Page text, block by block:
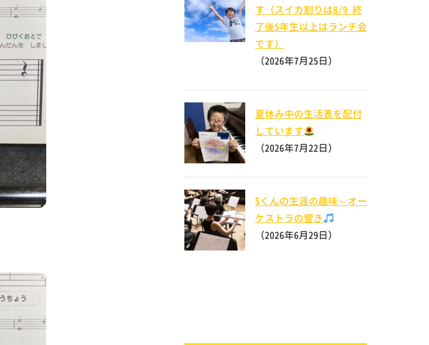
す（スイカ割りは8/9 終
了後5年生以上はランチ会
です）
（2026年7月25日）
夏休み中の生活表を配付
しています
（2026年7月22日）
Sくんの生涯の趣味～オー
ケストラの響き
（2026年6月29日）